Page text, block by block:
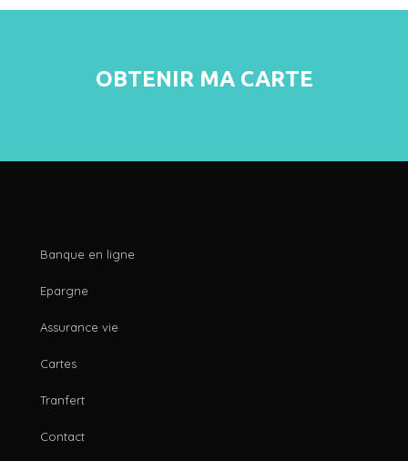
OBTENIR MA CARTE
Banque en ligne
Epargne
Assurance vie
Cartes
Tranfert
Contact